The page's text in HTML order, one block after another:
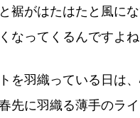
裾がはたはたと風に
なってくるんですよね
を羽織っている日は
先に羽織る薄手のラ